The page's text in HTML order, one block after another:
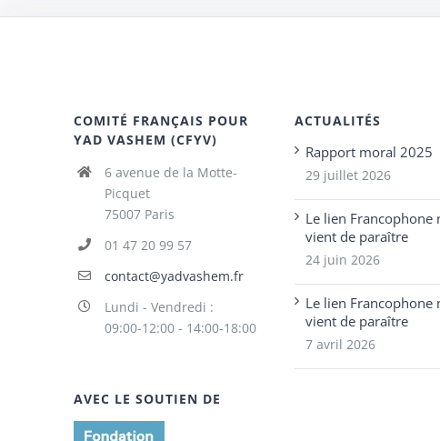
COMITÉ FRANÇAIS POUR
YAD VASHEM (CFYV)
6 avenue de la Motte-
Picquet
75007 Paris
01 47 20 99 57
contact@yadvashem.fr
Lundi - Vendredi :
09:00-12:00 - 14:00-18:00
AVEC LE SOUTIEN DE
ACTUALITÉS
Rapport moral 2025
29 juillet 2026
Le lien Francophone
vient de paraître
24 juin 2026
Le lien Francophone
vient de paraître
7 avril 2026